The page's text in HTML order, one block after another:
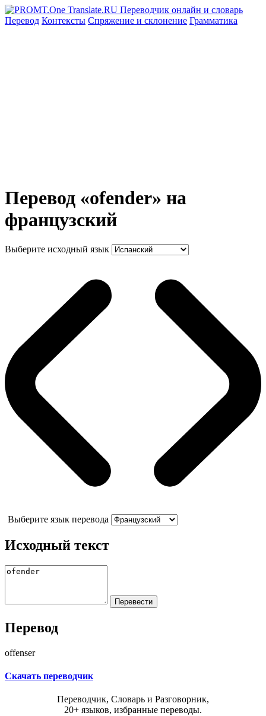
Перевод Контексты Спряжение и склонение Грамматика
Перевод «ofender» на
французский
Выберите исходный язык
Выберите язык перевода
Исходный текст
Перевод
offenser
Скачать переводчик
Переводчик, Словарь и Разговорник,
20+ языков, избранные переводы.